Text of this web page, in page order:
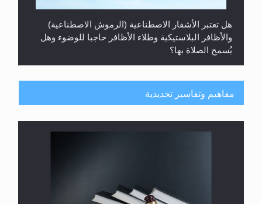
هل تعتبر الأشفار الاصطناعية (الرموش الاصطناعية)
والأظافر البلاستيكية وطلاء الأظافر حاجبا للوضوء وهل
يُسمح الصلاة بها؟
هل يُحسب حول الزكاة وفق السنة الميلادية أو الهجرية؟
مفاهيم وتفاسير تجديدية